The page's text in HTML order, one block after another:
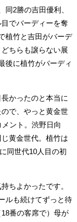
2勝の吉田優利、
でバーディーを奪
植竹と吉田がバーデ
ちらも譲らない展
後に植竹がバーディ
かったのと本当に
で、やっと黄金世
ント。渋野日向
黄金世代。植竹は
同世代10人目の初
ちよかったです。
ルも続けてずっと待
番の客席で）母が